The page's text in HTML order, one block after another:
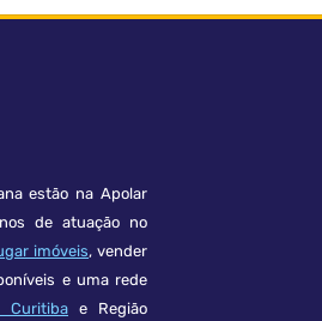
estão na Apolar
de atuação no
imóveis, vender
e uma rede
Curitiba e Região